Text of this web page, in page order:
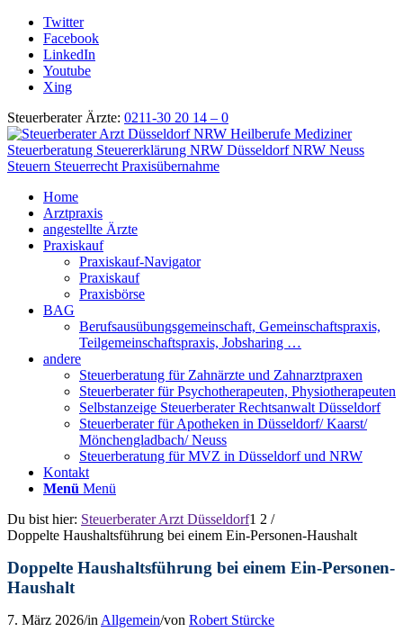
Twitter
Facebook
LinkedIn
Youtube
Xing
Steuerberater Ärzte: 0211-30 20 14 – 0
Home
Arztpraxis
angestellte Ärzte
Praxiskauf
Praxiskauf-Navigator
Praxiskauf
Praxisbörse
BAG
Berufsausübungsgemeinschaft, Gemeinschaftspraxis,
Teilgemeinschaftspraxis, Jobsharing …
andere
Steuerberatung für Zahnärzte und Zahnarztpraxen
Steuerberater für Psychotherapeuten, Physiotherapeuten
Selbstanzeige Steuerberater Rechtsanwalt Düsseldorf
Steuerberater für Apotheken in Düsseldorf/ Kaarst/
Mönchengladbach/ Neuss
Steuerberatung für MVZ in Düsseldorf und NRW
Kontakt
Menü Menü
Du bist hier: Steuerberater Arzt Düsseldorf1 2 /
Doppelte Haushaltsführung bei einem Ein-Personen-Haushalt
Doppelte Haushaltsführung bei einem Ein-Personen-
Haushalt
7. März 2026/in Allgemein/von Robert Stürcke